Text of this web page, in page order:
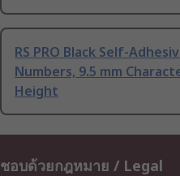
RS PRO Black Self-
Numbers, 9.5 mm
Height
ชอบด้วยกฎหมาย / Legal